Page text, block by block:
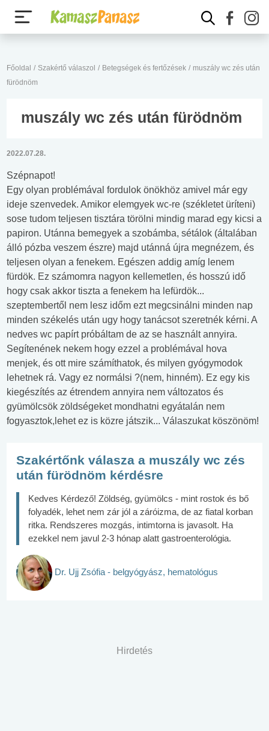
Főoldal / Szakértő válaszol / Betegségek és fertőzések / muszály wc zés után
fürödnöm
muszály wc zés után fürödnöm
2022.07.28.
Szépnapot!
Egy olyan problémával fordulok önökhöz amivel már egy
ideje szenvedek. Amikor elemgyek wc-re (székletet üríteni)
sose tudom teljesen tisztára törölni mindig marad egy kicsi a
papiron. Utánna bemegyek a szobámba, sétálok (általában
álló pózba veszem észre) majd utánná újra megnézem, és
teljesen olyan a fenekem. Egészen addig amíg lenem
fürdök. Ez számomra nagyon kellemetlen, és hosszú idő
hogy csak akkor tiszta a fenekem ha lefürdök...
szeptembertől nem lesz időm ezt megcsinálni minden nap
minden székelés után ugy hogy tanácsot szeretnék kérni. A
nedves wc papírt próbáltam de az se használt annyira.
Segítenének nekem hogy ezzel a problémával hova
menjek, és ott mire számíthatok, és milyen gyógymodok
lehetnek rá. Vagy ez normálsi ?(nem, hinném). Ez egy kis
kiegészítés az étrendem annyira nem változatos és
gyümölcsök zöldségeket mondhatni egyátalán nem
fogyasztok,lehet ez is közre játszik... Válaszukat köszönöm!
Szakértőnk válasza a muszály wc zés
után fürödnöm kérdésre
Kedves Kérdező! Zöldség, gyümölcs - mint rostok és bő
folyadék, lehet nem zár jól a záróizma, de az fiatal korban
ritka. Rendszeres mozgás, intimtorna is javasolt. Ha
ezekkel nem javul 2-3 hónap alatt gastroenterológia.
Dr. Ujj Zsófia - belgyógyász, hematológus
Hirdetés